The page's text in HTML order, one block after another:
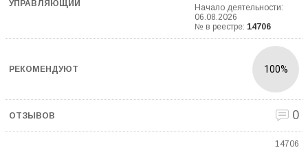
Начало деятельности:
06.08.2026
№ в реестре: 14706
100%
0
14706